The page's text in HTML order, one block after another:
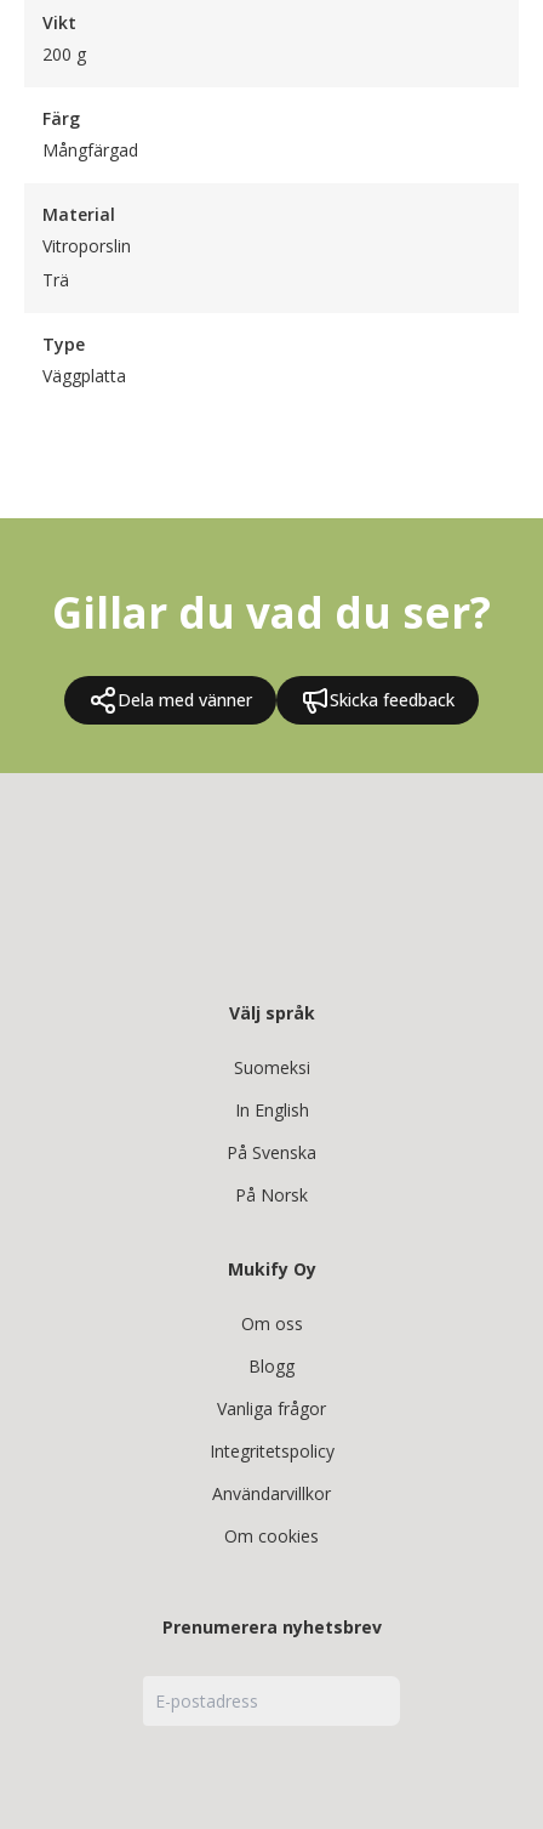
Vikt
200 g
Färg
Mångfärgad
Material
Vitroporslin
Trä
Type
Väggplatta
Gillar du vad du ser?
Dela med vänner Skicka feedback
Välj språk
Suomeksi
In English
På Svenska
På Norsk
Mukify Oy
Om oss
Blogg
Vanliga frågor
Integritetspolicy
Användarvillkor
Om cookies
Prenumerera nyhetsbrev